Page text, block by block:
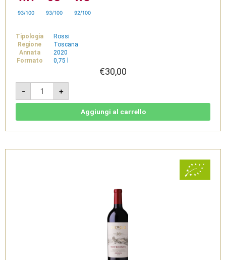
93/100 93/100 92/100
Tipologia
Rossi
Regione
Toscana
Annata
2020
Formato
0,75 l
€30,00
-
Novecento
2020
-
Chianti
Bio
quantità
+
Aggiungi al carrello